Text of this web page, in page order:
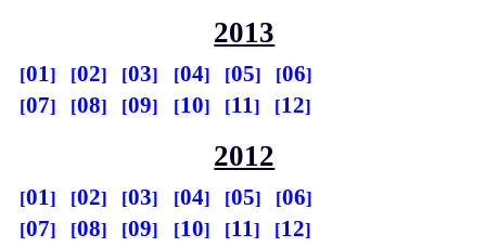
2013
01 02 03 04 05
06
07
08 09 10 11 12
2012
01 02 03 04 05
06
07
08 09 10 11 12